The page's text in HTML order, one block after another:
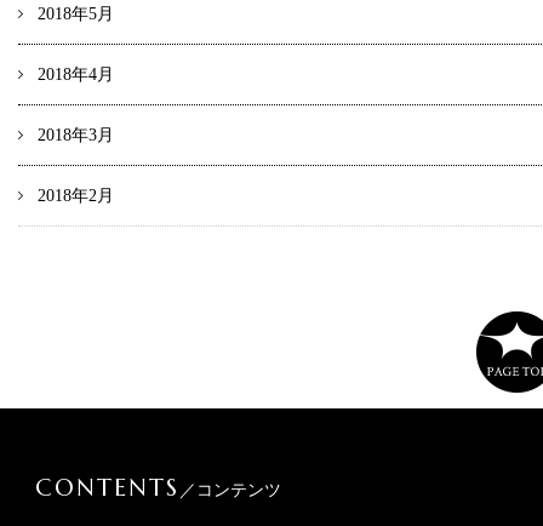
2018年5月
2018年4月
2018年3月
2018年2月
CONTENTS ／コンテンツ